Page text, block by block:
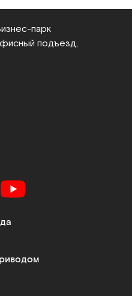
подъезд,